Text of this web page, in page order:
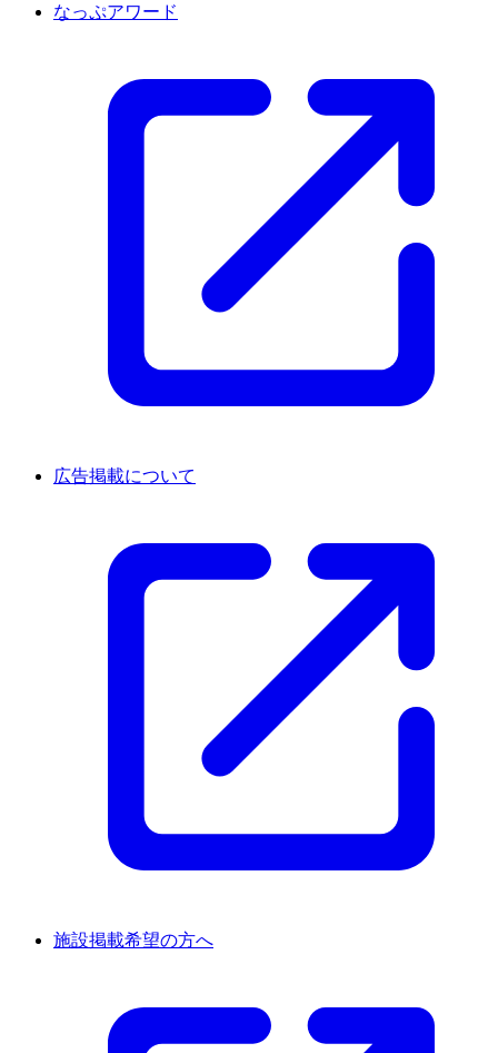
なっぷアワード
広告掲載について
施設掲載希望の方へ